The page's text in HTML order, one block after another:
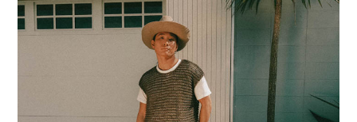
リ
ー: